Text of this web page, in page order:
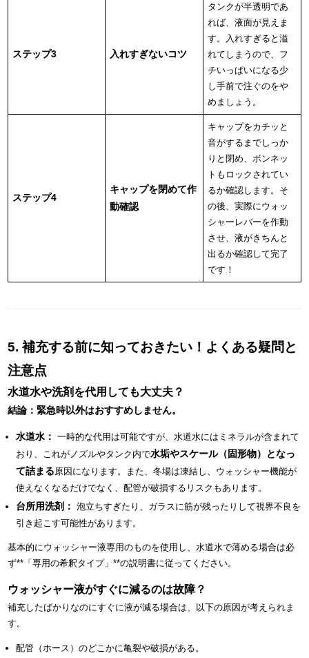
ステップ3 入れすぎないコツ
タンクが半透明であ
れば、液面が見えま
す。入れすぎると溢
れてしまうので、フ
チいっぱいになる少
し手前で注ぐのをや
めましょう。
ステップ4
キャップを閉めて作
動確認
キャップをカチッと
音がするまでしっか
りと閉め、ボンネッ
トもロックされてい
るか確認します。そ
の後、実際にウォッ
シャーレバーを作動
させ、液がきちんと
出るか確認して完了
です！
5. 補充する前に知っておきたい！よくある疑問と
注意点
水道水や洗剤を代用しても大丈夫？
結論：緊急時以外はおすすめしません。
水道水： 一時的な代用は可能ですが、水道水にはミネラルが含まれて
おり、これがノズルやタンク内で水垢やスケール（固形物）となっ
て詰まる原因になります。また、冬場は凍結し、ウォッシャー機能が
使えなくなるだけでなく、配管が破損するリスクもあります。
台所用洗剤： 泡立ちすぎたり、ガラスに筋が残ったりして視界不良を
引き起こす可能性があります。
基本的にウォッシャー液専用のものを使用し、水道水で薄める場合は必
ず**「専用の希釈タイプ」**の説明書に従ってください。
ウォッシャー液がすぐに減るのは故障？
補充したばかりなのにすぐに液が減る場合は、以下の原因が考えられま
す。
配管（ホース）のどこかに亀裂や破損がある。